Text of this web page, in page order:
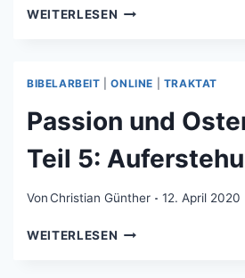
WEITERLESEN PASSION
TEIL
DER
JESUS
DEN
BIBELARBEIT |ONLINE TRAKTAT
Passion und
Teil 5:
VonChristian Günther 12. April 2020
WEITERLESEN PASSION